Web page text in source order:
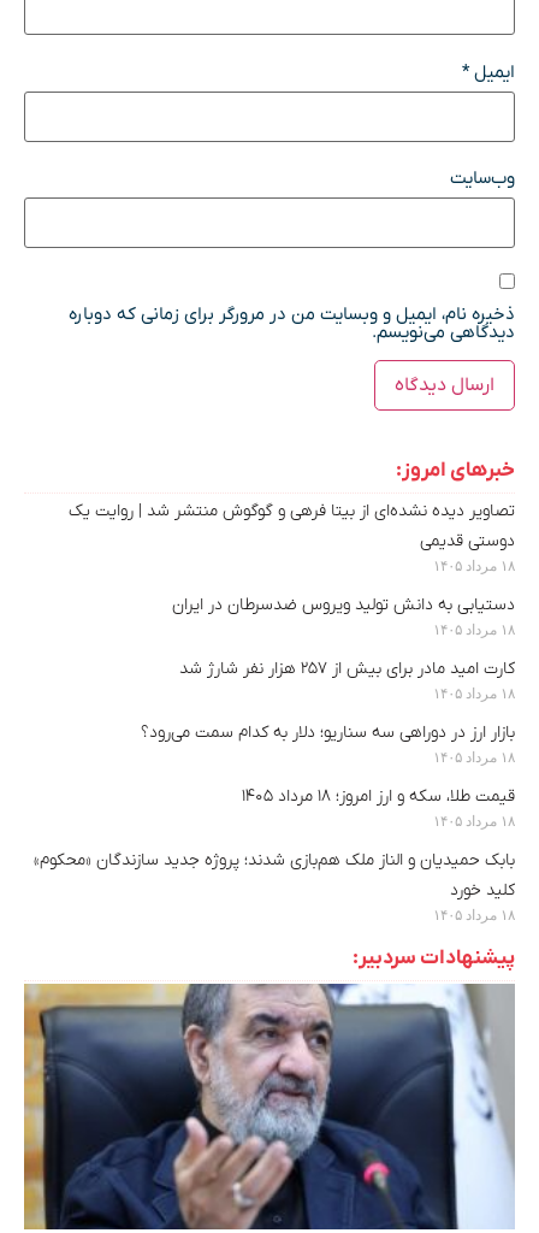
ایمیل*
وب‌سایت
ذخیره نام، ایمیل و وبسایت من در مرورگر برای زمانی که دوباره
دیدگاهی می‌نویسم.
خبرهای امروز:
تصاویر دیده‌ نشده‌ای از بیتا فرهی و گوگوش منتشر شد | روایت یک
دوستی قدیمی
۱۸ مرداد ۱۴۰۵
دستیابی به دانش تولید ویروس ضدسرطان در ایران
۱۸ مرداد ۱۴۰۵
کارت امید مادر برای بیش از ۲۵۷ هزار نفر شارژ شد
۱۸ مرداد ۱۴۰۵
بازار ارز در دوراهی سه سناریو؛ دلار به کدام سمت می‌رود؟
۱۸ مرداد ۱۴۰۵
قیمت طلا، سکه و ارز امروز؛ ۱۸ مرداد ۱۴۰۵
۱۸ مرداد ۱۴۰۵
بابک حمیدیان و الناز ملک هم‌بازی شدند؛ پروژه جدید سازندگان «محکوم»
کلید خورد
۱۸ مرداد ۱۴۰۵
پیشنهادات سردبیر: